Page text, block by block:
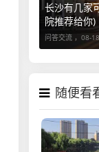
长沙有几家
院推荐给你)
问答交流 ， 08-18
随便看